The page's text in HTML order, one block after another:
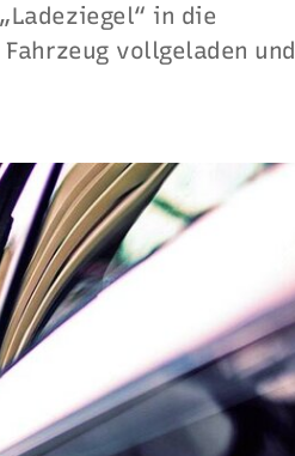
in die
vollgeladen und